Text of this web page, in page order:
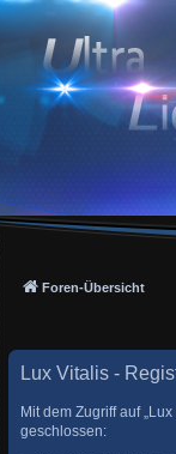
Foren-Übersicht
Lux Vitalis -
Mit dem Zugriff auf
geschlossen: